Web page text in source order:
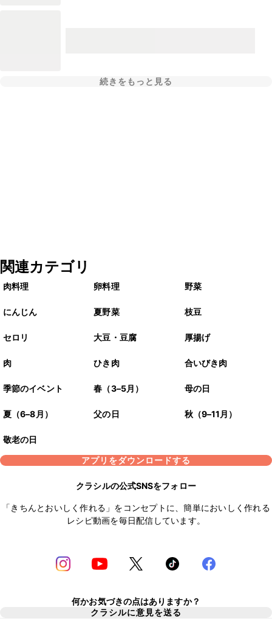
続きをもっと見る
関連カテゴリ
肉料理 卵料理 野菜
にんじん 夏野菜 枝豆
セロリ 大豆・豆腐 厚揚げ
肉 ひき肉 合いびき肉
季節のイベント 春（3–5月） 母の日
夏（6–8月） 父の日 秋（9–11月）
敬老の日
アプリをダウンロードする
クラシルの公式SNSをフォロー
「きちんとおいしく作れる」をコンセプトに、簡単においしく作れる
レシピ動画を毎日配信しています。
何かお気づきの点はありますか？
クラシルに意見を送る